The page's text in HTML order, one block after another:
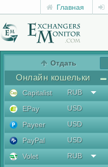
Главная
Отдать
Онлайн кошельки
Capitalist
RUB
EPay
USD
Payeer
USD
PayPal
USD
Volet
RUB